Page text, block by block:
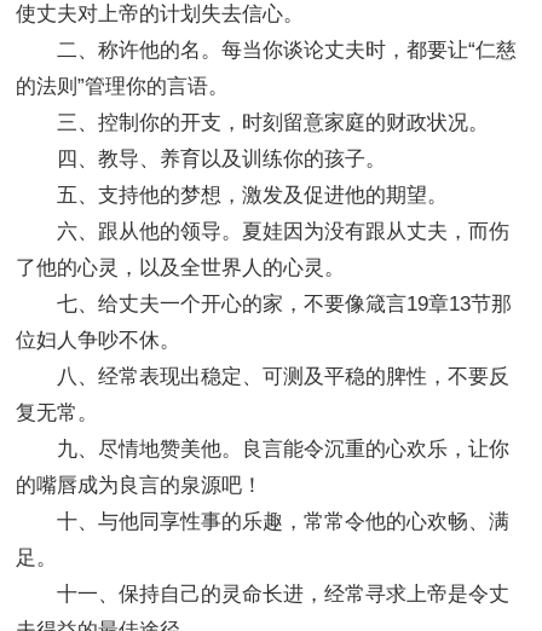
使丈夫对上帝的计划失去信心。
二、称许他的名。每当你谈论丈夫时，都要让“仁慈
的法则”管理你的言语。
三、控制你的开支，时刻留意家庭的财政状况。
四、教导、养育以及训练你的孩子。
五、支持他的梦想，激发及促进他的期望。
六、跟从他的领导。夏娃因为没有跟从丈夫，而伤
了他的心灵，以及全世界人的心灵。
七、给丈夫一个开心的家，不要像箴言19章13节那
位妇人争吵不休。
八、经常表现出稳定、可测及平稳的脾性，不要反
复无常。
九、尽情地赞美他。良言能令沉重的心欢乐，让你
的嘴唇成为良言的泉源吧！
十、与他同享性事的乐趣，常常令他的心欢畅、满
足。
十一、保持自己的灵命长进，经常寻求上帝是令丈